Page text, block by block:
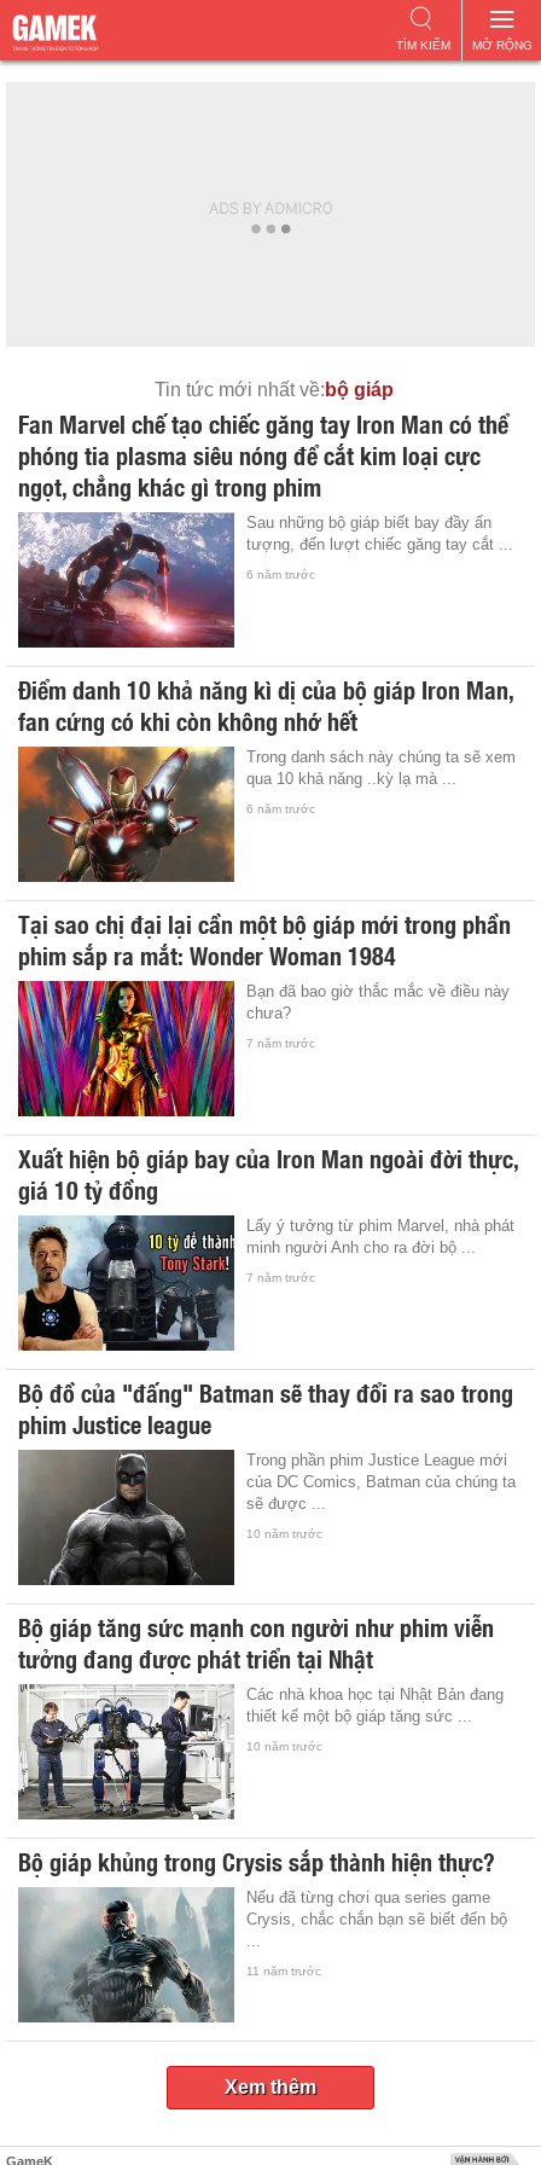
MỞ RỘNG
TÌM KIẾM
Tin tức mới nhất về: bộ giáp
Fan Marvel chế tạo chiếc găng tay Iron Man có thể
phóng tia plasma siêu nóng để cắt kim loại cực
ngọt, chẳng khác gì trong phim
Sau những bộ giáp biết bay đầy ấn
tượng, đến lượt chiếc găng tay cắt ...
6 năm trước
Điểm danh 10 khả năng kì dị của bộ giáp Iron Man,
fan cứng có khi còn không nhớ hết
Trong danh sách này chúng ta sẽ xem
qua 10 khả năng ..kỳ lạ mà ...
6 năm trước
Tại sao chị đại lại cần một bộ giáp mới trong phần
phim sắp ra mắt: Wonder Woman 1984
Bạn đã bao giờ thắc mắc về điều này
chưa?
7 năm trước
Xuất hiện bộ giáp bay của Iron Man ngoài đời thực,
giá 10 tỷ đồng
Lấy ý tưởng từ phim Marvel, nhà phát
minh người Anh cho ra đời bộ ...
7 năm trước
Bộ đồ của "đấng" Batman sẽ thay đổi ra sao trong
phim Justice league
Trong phần phim Justice League mới
của DC Comics, Batman của chúng ta
sẽ được ...
10 năm trước
Bộ giáp tăng sức mạnh con người như phim viễn
tưởng đang được phát triển tại Nhật
Các nhà khoa học tại Nhật Bản đang
thiết kế một bộ giáp tăng sức ...
10 năm trước
Bộ giáp khủng trong Crysis sắp thành hiện thực?
Nếu đã từng chơi qua series game
Crysis, chắc chắn bạn sẽ biết đến bộ
11 năm trước
Xem thêm
GameK